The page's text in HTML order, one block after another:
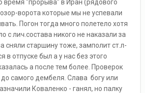
время "прорыва" в Иран (рядового
ворота которые мы не успевали
Погон тогда много полетело хотя
с лич.состава никого не наказали за
сняли старшину тоже, замполит ст.л-
в отпуске был а у нас без этого
а после тем более. Проверок
до самого дембеля. Слава богу или
Коваленко - ганял, но палку